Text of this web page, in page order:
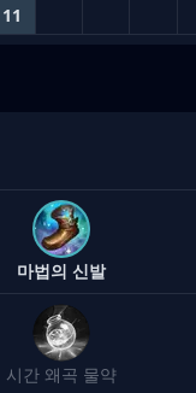
11
마법의 신발
시간 왜곡 물약